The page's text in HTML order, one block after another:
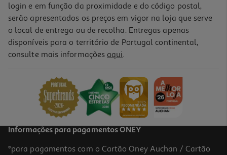
Livro As Gémeas 17 - Leonor Uma Nova Aluna
PVP de editor
login e em função da proximidade e do código postal,
serão apresentados os preços em vigor na loja que serve
o local de entrega ou de recolha. Entregas apenas
disponíveis para o território de Portugal continental,
consulte mais informações aqui.
Informações para pagamentos ONEY
*para pagamentos com o Cartão Oney Auchan / Cartão